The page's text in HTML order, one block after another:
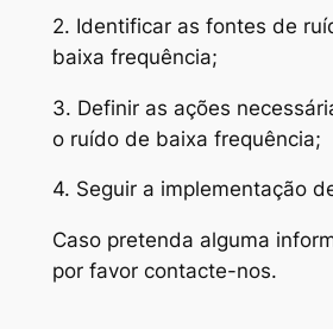
2. Identificar as fontes de
baixa frequência;
3. Definir as ações
o ruído de baixa frequência;
4. Seguir a implementação
Caso pretenda alguma
por favor contacte-nos.